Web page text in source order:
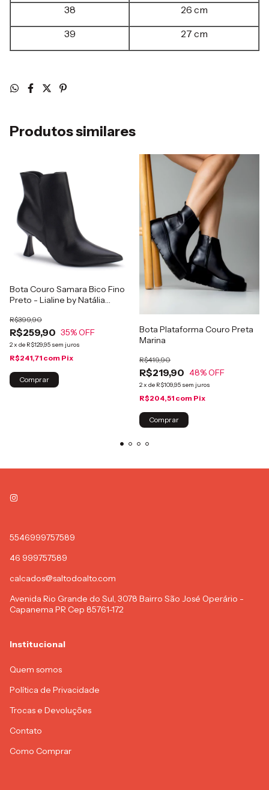
38
26 cm
39
27 cm
Produtos similares
Bota Couro Samara Bico Fino
Preto - Lialine by Natália
R$259,90
R$399,90
35% OFF
2x de R$129,95 sem juros
R$241,71 com Pix
Comprar
Bota Plataforma Couro Preta
Marina
R$219,90
R$419,90
48% OFF
2x de R$109,95 sem juros
R$204,51 com Pix
Comprar
5546999757589
46 999757589
calcados@saltodoalto.com
Avenida Rio Grande do Sul, 3078 Bairro São José Operário -
Capanema PR Cep 85761-172
Institucional
Quem somos
Política de Privacidade
Trocas e Devoluções
Contato
Como Comprar